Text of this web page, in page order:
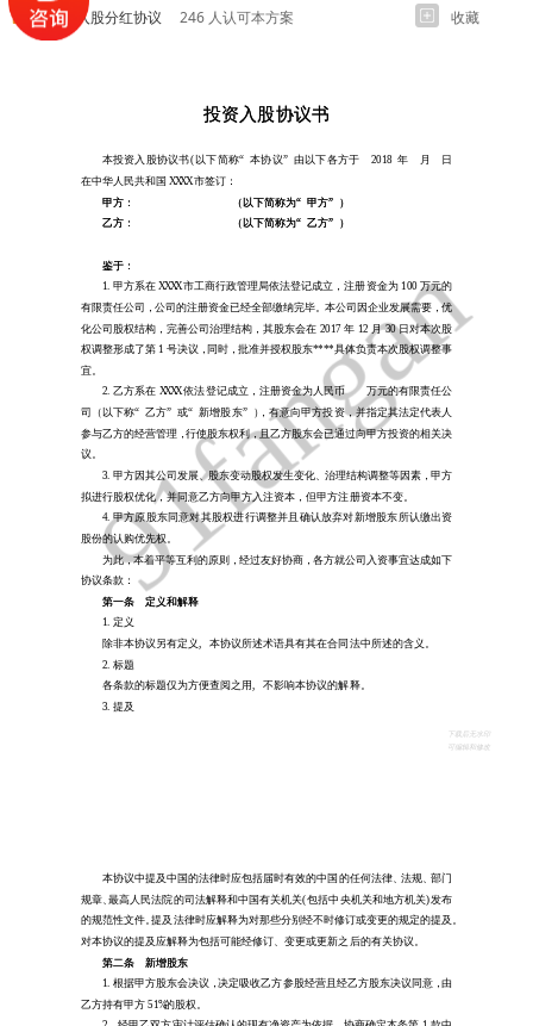
投资及入股分红协议 246 人认可本方案 收藏